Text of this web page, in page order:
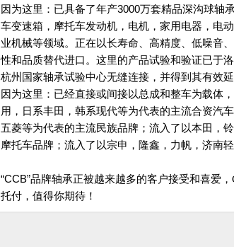
因为这里：已具备了年产3000万套精品深沟球轴
车变速箱，摩托车发动机，电机，家用电器，电
业机械等领域。正在以长寿命、高精度、低噪音
性和品质替代进口。这里的产品试验和验证已于
杭州国家轴承试验中心无缝连接，并得到其有效延
因为这里：已经直接或间接以总成和整车为载体
用，日系丰田，韩系现代等为代表的主流合资汽
五菱等为代表的主流民族品牌；流入了以本田，
摩托车品牌；流入了以宗申，隆鑫，力帆，济南
“CCB”品牌轴承正被越来越多的客户接受和喜爱，
托付，值得你期待！